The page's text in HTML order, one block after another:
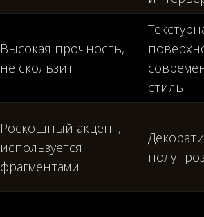
Высокая прочность,
не скользит
стиль
Роскошный акцент,
используется
фрагментами